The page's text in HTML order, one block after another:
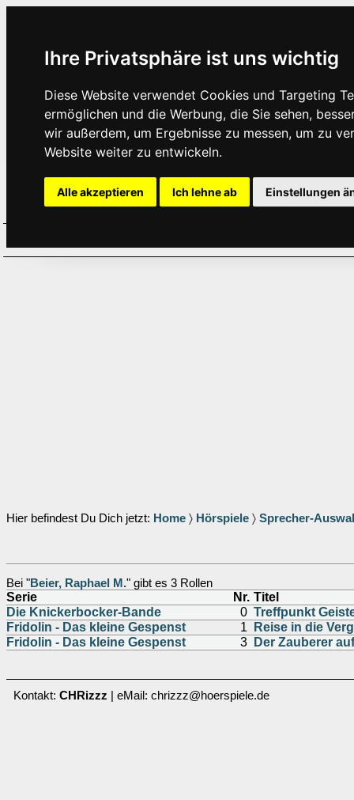
Ihre Privatsphäre ist uns wichtig
Diese Website verwendet Cookies und Targeting
ermöglichen und die Werbung, die Sie sehen,
wir außerdem, um Ergebnisse zu messen, um zu
Website weiter zu entwickeln.
Alle akzeptieren Ich lehne ab Einstellungen
Hier befindest Du Dich jetzt: Home 〉 Hörspiele 〉 Sprecher-
Bei "Beier, Raphael M." gibt es 3 Rollen
Serie Nr. Titel
Die Knickerbocker-Bande
0 Treffpunkt
Fridolin - Das kleine Gespenst
1
Reise in die
Fridolin - Das kleine Gespenst
3 Der Zauberer
Kontakt: CHRizzz | eMail: chrizzz@hoerspiele.de